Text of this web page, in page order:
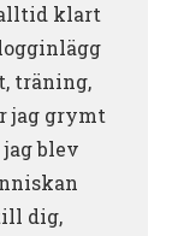
klart
träning,
jag grymt
blev
dig,